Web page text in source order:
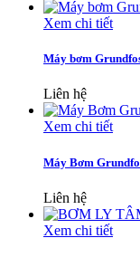
Xem chi tiết
Máy bơm
Liên hệ
Xem chi tiết
Máy Bơm
Liên hệ
Xem chi tiết